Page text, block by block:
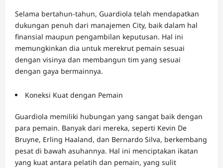
Selama bertahun-tahun, Guardiola telah mendapatkan
dukungan penuh dari manajemen City, baik dalam hal
finansial maupun pengambilan keputusan. Hal ini
memungkinkan dia untuk merekrut pemain sesuai
dengan visinya dan membangun tim yang sesuai
dengan gaya bermainnya.
Koneksi Kuat dengan Pemain
Guardiola memiliki hubungan yang sangat baik dengan
para pemain. Banyak dari mereka, seperti Kevin De
Bruyne, Erling Haaland, dan Bernardo Silva, berkembang
pesat di bawah asuhannya. Hal ini menciptakan ikatan
yang kuat antara pelatih dan pemain, yang sulit